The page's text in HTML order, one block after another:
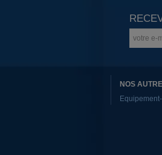
NOS